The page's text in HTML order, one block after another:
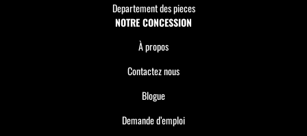
Departement des pieces
NOTRE CONCESSION
À propos
Contactez nous
Blogue
Demande d’emploi